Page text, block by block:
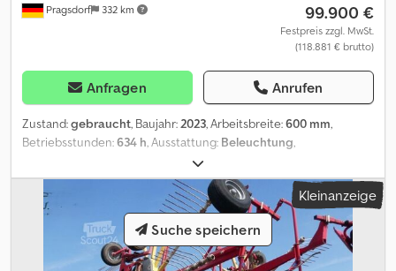
Pragsdorf 332 km 99.900 €
Festpreis zzgl. MwSt.
(118.881 € brutto)
Anfragen Anrufen
Zustand:gebraucht, Baujahr:2023, Arbeitsbreite:600 mm,
Betriebsstunden:634 h, Ausstattung: Beleuchtung,
Betriebsstunden:634, Flächenleistung:875, Exaktstriegel,
Fahrgassenschaltung, Vorlaufmarkierer, ISOBUS,
Zweischeibenschare_____Arbeitsbreite: 6 mBeleuchtung:
jaBetriebsstunden: 634Bordcomputer: jaExaktstriegel:
jaFahrgassenmarkierung: jaFahrgassenschaltung: jaFahrwerk:
jaHektar: 875 haISOBUS: jaReihen: 48 StkSchardruckverstellung
Kleinanzeige
Suche speichern